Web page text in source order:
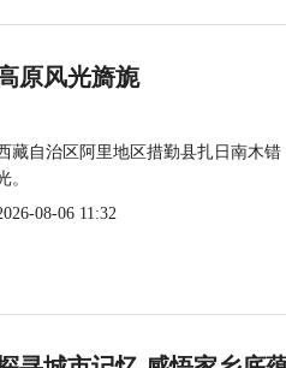
原风光旖旎
藏自治区阿里地区措勤县扎日南木
。
08-06 11:32